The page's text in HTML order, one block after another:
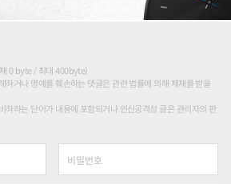
0 byte / 최대 400byte)
하거나 명예를 훼손하는 댓글은 관련 법률에 의해 제재를 받을
하하는 단어가 내용에 포함되거나 인신공격성 글은 관리자의 판